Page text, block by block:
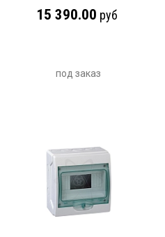
15 390.00 руб
под заказ